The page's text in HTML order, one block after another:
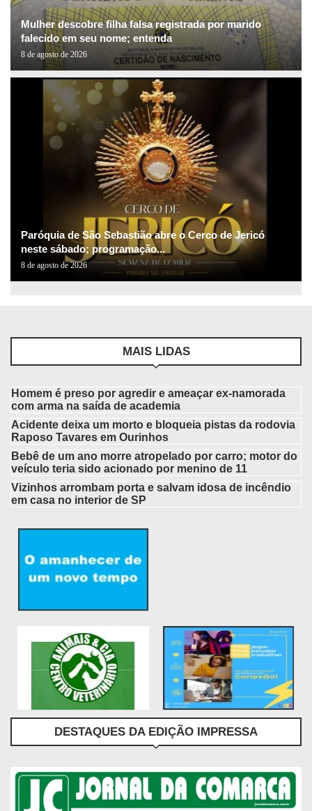
Mulher descobre filha falsa registrada por marido
falecido em seu nome; entenda
8 de agosto de 2026
Paróquia de São Sebastião abre o Cerco de Jericó
neste sábado; programação...
8 de agosto de 2026
MAIS LIDAS
Homem é preso por agredir e ameaçar ex-namorada
com arma na saída de academia
Acidente deixa um morto e bloqueia pistas da rodovia
Raposo Tavares em Ourinhos
Bebê de um ano morre atropelado por carro; motor do
veículo teria sido acionado por menino de 11
Vizinhos arrombam porta e salvam idosa de incêndio
em casa no interior de SP
DESTAQUES DA EDIÇÃO IMPRESSA